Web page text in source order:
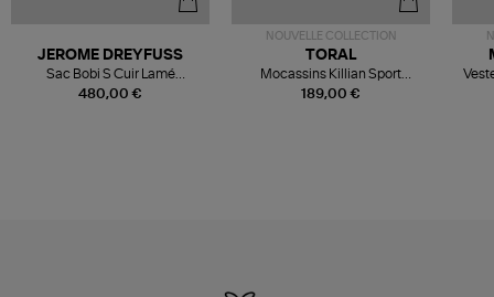
480,00 €
JEROME DREYFUSS
Sac Bobi S Cuir Lamé
Champagne
NOUVELLE COLLECTION
189,00 €
TORAL
Mocassins Killian Sport
Mousse